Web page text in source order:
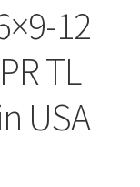
12
TL
USA